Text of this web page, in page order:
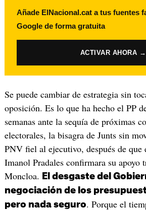
Añade ElNacional.cat a tus fuentes
Google de forma gratuita
ACTIVAR AHORA →
Se puede cambiar de estrategia sin
oposición. Es lo que ha hecho el PP
semanas ante la sequía de próximas
electorales, la bisagra de Junts sin
PNV fiel al ejecutivo, después de que
Imanol Pradales confirmara su apoyo
Moncloa.
El desgaste del
negociación de los
pero nada seguro. Porque el